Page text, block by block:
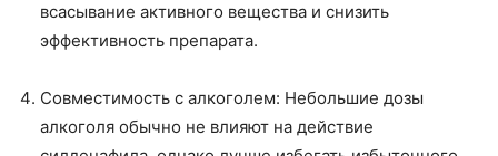
всасывание активного вещества и снизить
эффективность препарата.
Совместимость с алкоголем: Небольшие дозы
алкоголя обычно не влияют на действие